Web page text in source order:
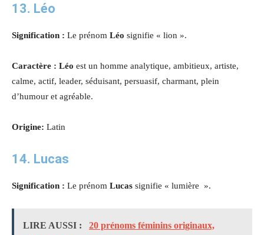
13. Léo
Signification : Le prénom Léo signifie « lion ».
Caractère : Léo est un homme analytique, ambitieux, artiste,
calme, actif, leader, séduisant, persuasif, charmant, plein
d’humour et agréable.
Origine: Latin
14. Lucas
Signification : Le prénom Lucas signifie « lumière ».
LIRE AUSSI :
20 prénoms féminins originaux,